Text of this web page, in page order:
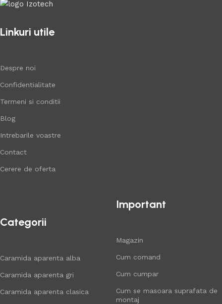
Linkuri utile
Despre noi
Confidentialitate
Termeni si conditii
Blog
Intrebarile voastre
Contact
Cerere de oferta
Categorii
Caramida aparenta alba
Caramida aparenta gri
Caramida aparenta clasica
Important
Magazin
Cum comand
Cum cumpar
Cum se masoara suprafata de
montaj